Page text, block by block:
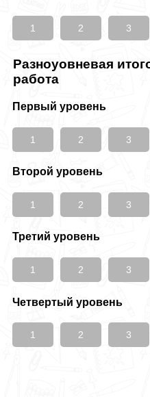
1 2 3
Разноуовневая
работа
Первый уровень
1 2 3
Второй уровень
1 2 3
Третий уровень
1 2 3
Четвертый уровень
1 2 3